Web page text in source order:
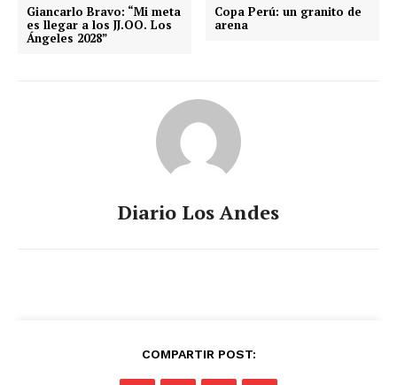
Giancarlo Bravo: “Mi meta
es llegar a los JJ.OO. Los
Ángeles 2028”
Copa Perú: un granito de
arena
Diario Los Andes
COMPARTIR POST: